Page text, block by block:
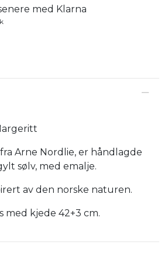
med Klarna
Arne Nordlie, er håndlagde
sølv, med emalje.
av den norske naturen.
med kjede 42+3 cm.